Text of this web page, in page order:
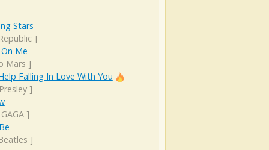
Stars
]
Me
Mars ]
Falling In Love With You
]
]
]